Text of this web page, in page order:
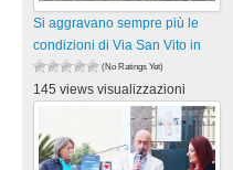
Si aggravano sempre più le
condizioni di Via San Vito in
(No Ratings Yet)
145 views visualizzazioni